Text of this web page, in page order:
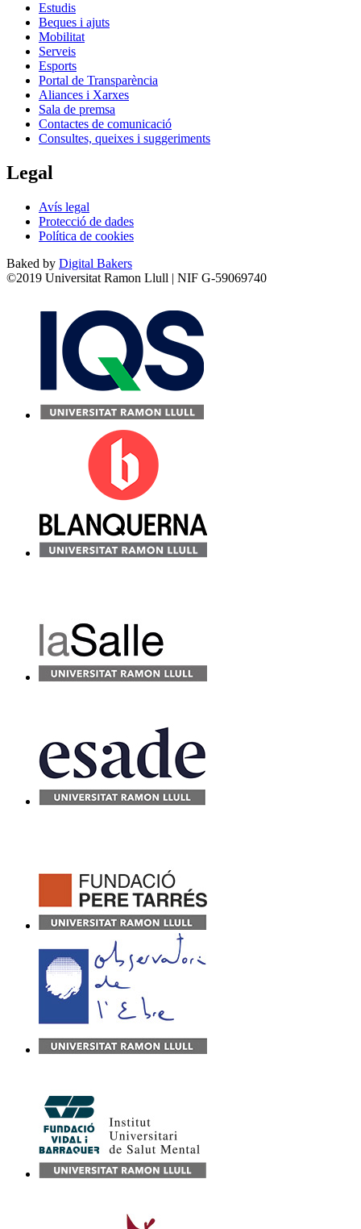
Estudis
Beques i ajuts
Mobilitat
Serveis
Esports
Portal de Transparència
Aliances i Xarxes
Sala de premsa
Contactes de comunicació
Consultes, queixes i suggeriments
Legal
Avís legal
Protecció de dades
Política de cookies
Baked by Digital Bakers
©2019 Universitat Ramon Llull | NIF G-59069740